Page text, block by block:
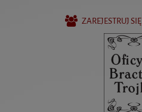
ZAREJESTRUJ SIĘ